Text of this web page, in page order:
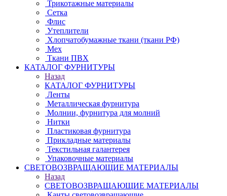
Трикотажные материалы
Сетка
Флис
Утеплители
Хлопчатобумажные ткани (ткани РФ)
Мех
Ткани ПВХ
КАТАЛОГ ФУРНИТУРЫ
Назад
КАТАЛОГ ФУРНИТУРЫ
Ленты
Металлическая фурнитура
Молнии, фурнитура для молний
Нитки
Пластиковая фурнитура
Прикладные материалы
Текстильная галантерея
Упаковочные материалы
СВЕТОВОЗВРАЩАЮЩИЕ МАТЕРИАЛЫ
Назад
СВЕТОВОЗВРАЩАЮЩИЕ МАТЕРИАЛЫ